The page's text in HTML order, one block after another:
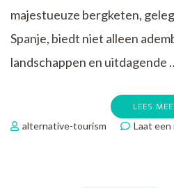
majestueuze bergketen,
Spanje, biedt niet alleen
landschappen en uitdagende
LEES
alternative-tourism Laat